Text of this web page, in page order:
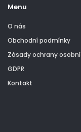
Menu
O nás
Obchodní podmínky
Zásady ochrany
GDPR
Kontakt